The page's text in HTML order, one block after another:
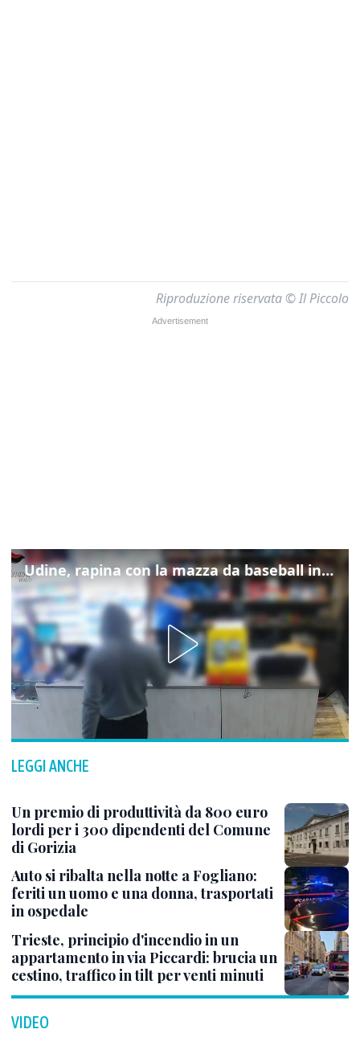
Riproduzione riservata © Il Piccolo
Udine, rapina con la mazza da baseball in tabaccheria: arrestato
LEGGI ANCHE
Un premio di produttività da 800 euro
lordi per i 300 dipendenti del Comune
di Gorizia
Auto si ribalta nella notte a Fogliano:
feriti un uomo e una donna, trasportati
in ospedale
Trieste, principio d'incendio in un
appartamento in via Piccardi: brucia un
cestino, traffico in tilt per venti minuti
VIDEO